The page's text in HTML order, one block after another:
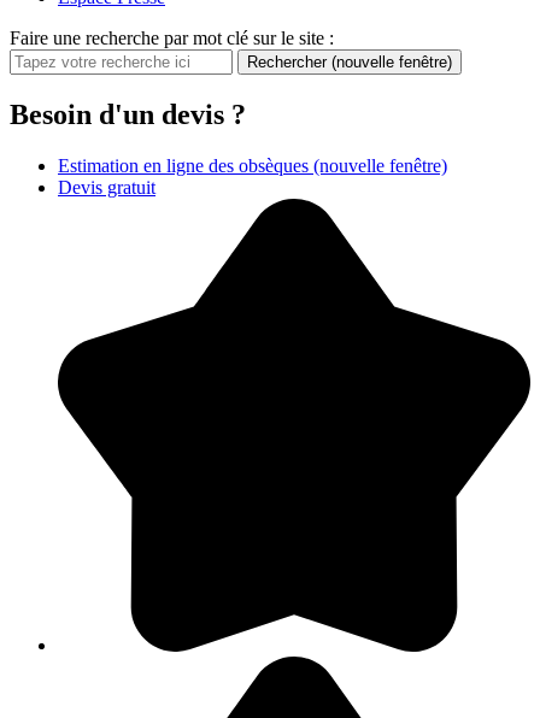
Faire une recherche par mot clé sur le site :
Rechercher (nouvelle fenêtre)
Besoin d'un devis ?
Estimation en ligne des obsèques (nouvelle fenêtre)
Devis gratuit